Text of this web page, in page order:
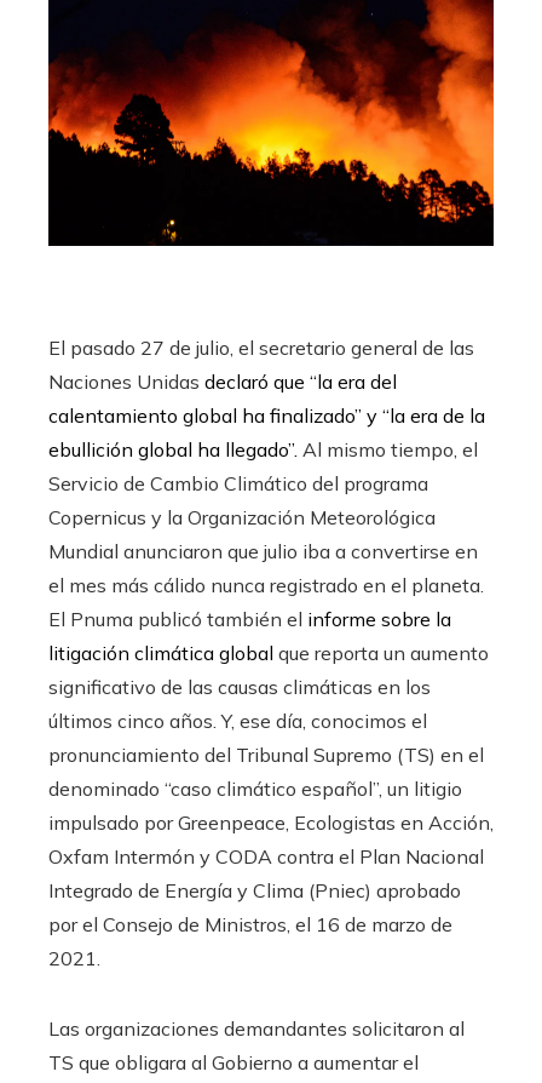
El pasado 27 de julio, el secretario general de las
Naciones Unidas declaró que “la era del
calentamiento global ha finalizado” y “la era de la
ebullición global ha llegado”. Al mismo tiempo, el
Servicio de Cambio Climático del programa
Copernicus y la Organización Meteorológica
Mundial anunciaron que julio iba a convertirse en
el mes más cálido nunca registrado en el planeta.
El Pnuma publicó también el informe sobre la
litigación climática global que reporta un aumento
significativo de las causas climáticas en los
últimos cinco años. Y, ese día, conocimos el
pronunciamiento del Tribunal Supremo (TS) en el
denominado “caso climático español”, un litigio
impulsado por Greenpeace, Ecologistas en Acción,
Oxfam Intermón y CODA contra el Plan Nacional
Integrado de Energía y Clima (Pniec) aprobado
por el Consejo de Ministros, el 16 de marzo de
2021.
Las organizaciones demandantes solicitaron al
TS que obligara al Gobierno a aumentar el